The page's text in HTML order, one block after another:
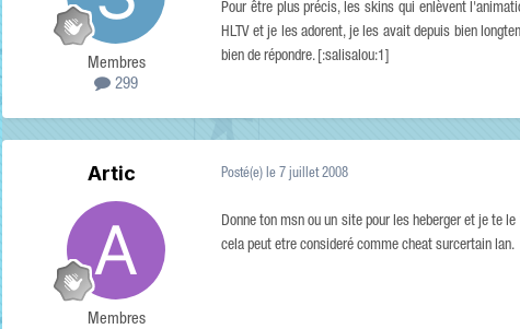
Membres
299
Pour être plus précis, les skins qui enlèvent
HLTV et je les adorent, je les avait depuis bien
bien de répondre. [:salisalou:1]
Artic
Membres
Posté(e) le 7 juillet 2008
Donne ton msn ou un site pour les heberger et je te
cela peut etre consideré comme cheat surcertain lan.